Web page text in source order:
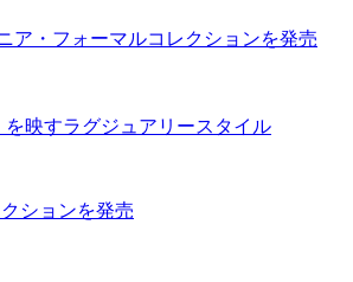
ア・フォーマルコレクションを発売
映すラグジュアリースタイル
ションを発売